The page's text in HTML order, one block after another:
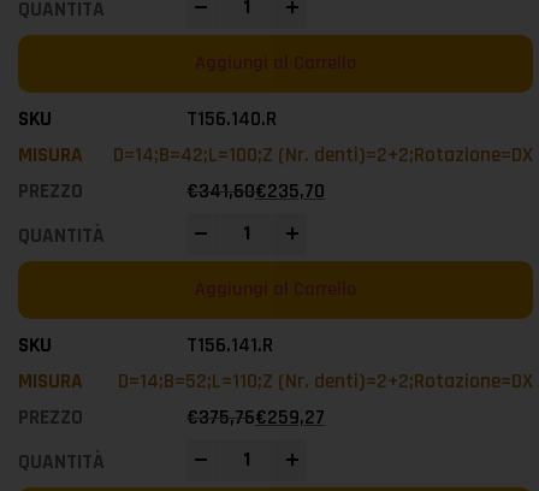
Aggiungi al Carrello
T156.140.R
D=14;B=42;L=100;Z (Nr. denti)=2+2;Rotazione=DX
€341,60€235,70
Aggiungi al Carrello
T156.141.R
D=14;B=52;L=110;Z (Nr. denti)=2+2;Rotazione=DX
€375,76€259,27